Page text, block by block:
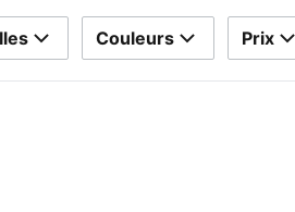
Couleurs Prix